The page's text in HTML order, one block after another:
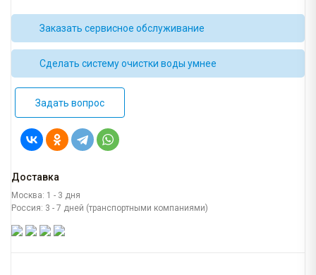
Заказать сервисное обслуживание
Сделать систему очистки воды умнее
Задать вопрос
Доставка
Москва: 1 - 3 дня
Россия: 3 - 7 дней (транспортными компаниями)